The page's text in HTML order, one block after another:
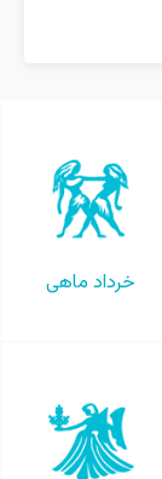
خرداد ماهی